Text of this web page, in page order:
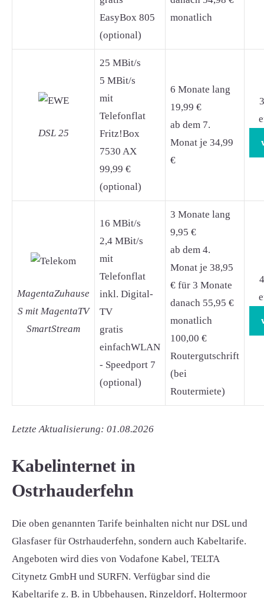
EasyBox 805
(optional)
monatlich
DSL 25
25 MBit/s
5 MBit/s
mit
Telefonflat
Fritz!Box
7530 AX
99,99 €
(optional)
6 Monate lang
19,99 €
ab dem 7.
Monat je 34,99
€
MagentaZuhause
S mit MagentaTV
SmartStream
16 MBit/s
2,4 MBit/s
mit
Telefonflat
inkl. Digital-
TV
gratis
einfachWLAN
- Speedport 7
(optional)
3 Monate lang
9,95 €
ab dem 4.
Monat je 38,95
€ für 3 Monate
danach 55,95 €
monatlich
100,00 €
Routergutschrift
(bei
Routermiete)
Letzte Aktualisierung: 01.08.2026
Kabelinternet in
Ostrhauderfehn
Die oben genannten Tarife beinhalten nicht nur DSL und
Glasfaser für Ostrhauderfehn, sondern auch Kabeltarife.
Angeboten wird dies von Vodafone Kabel, TELTA
Citynetz GmbH und SURFN. Verfügbar sind die
Kabeltarife z. B. in Ubbehausen, Rinzeldorf, Holtermoor